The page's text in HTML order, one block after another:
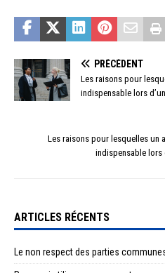
PRÉCÉDENT
Les raisons pour
indispensable lors
Les raisons pour lesquelles un
indispensable lors
ARTICLES RÉCENTS
Le non respect des parties